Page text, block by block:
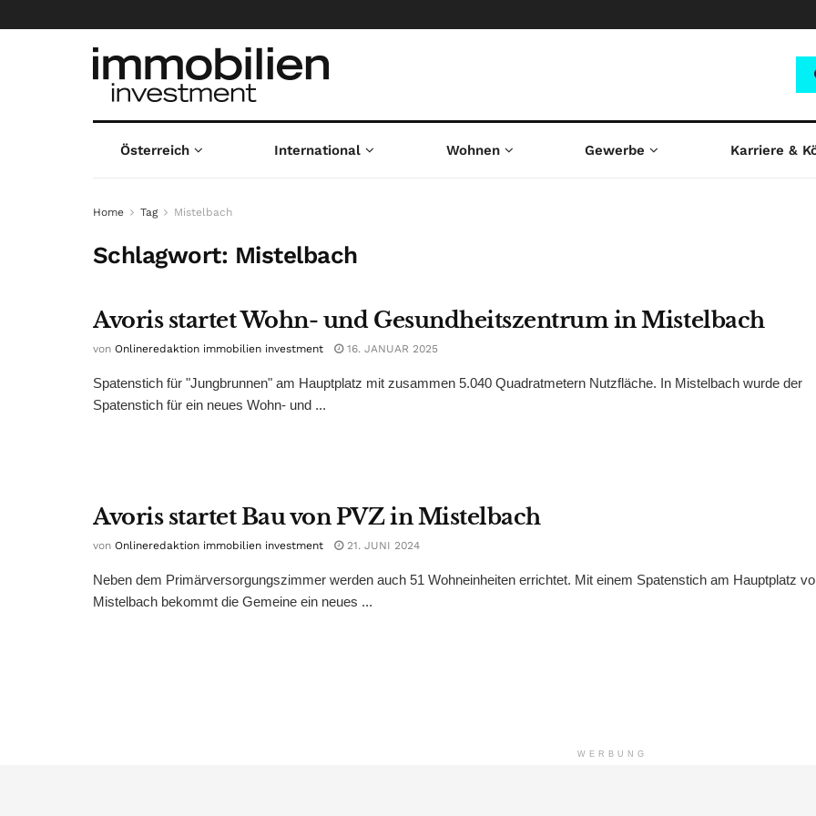
Österreich International Wohnen Gewerbe Karriere &
Home Tag Mistelbach
Schlagwort: Mistelbach
Avoris startet Wohn- und Gesundheitszentrum in Mistelbach
von Onlineredaktion immobilien investment 16. JANUAR 2025
Spatenstich für "Jungbrunnen" am Hauptplatz mit zusammen 5.040 Quadratmetern Nutzfläche. In Mistelbach wurde der
Spatenstich für ein neues Wohn- und ...
Avoris startet Bau von PVZ in Mistelbach
von Onlineredaktion immobilien investment 21. JUNI 2024
Neben dem Primärversorgungszimmer werden auch 51 Wohneinheiten errichtet. Mit einem Spatenstich am Hauptplatz
Mistelbach bekommt die Gemeine ein neues ...
WERBUNG